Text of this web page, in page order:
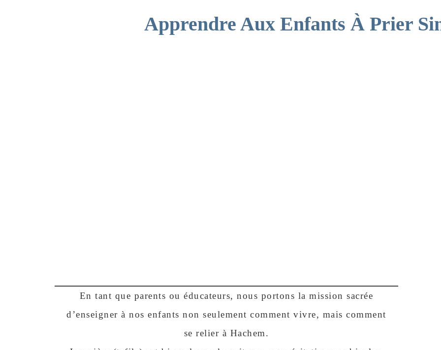
Apprendre Aux Enfants À Prier
En tant que parents ou éducateurs, nous portons la mission sacrée
d’enseigner à nos enfants non seulement comment vivre, mais comment
se relier à Hachem.